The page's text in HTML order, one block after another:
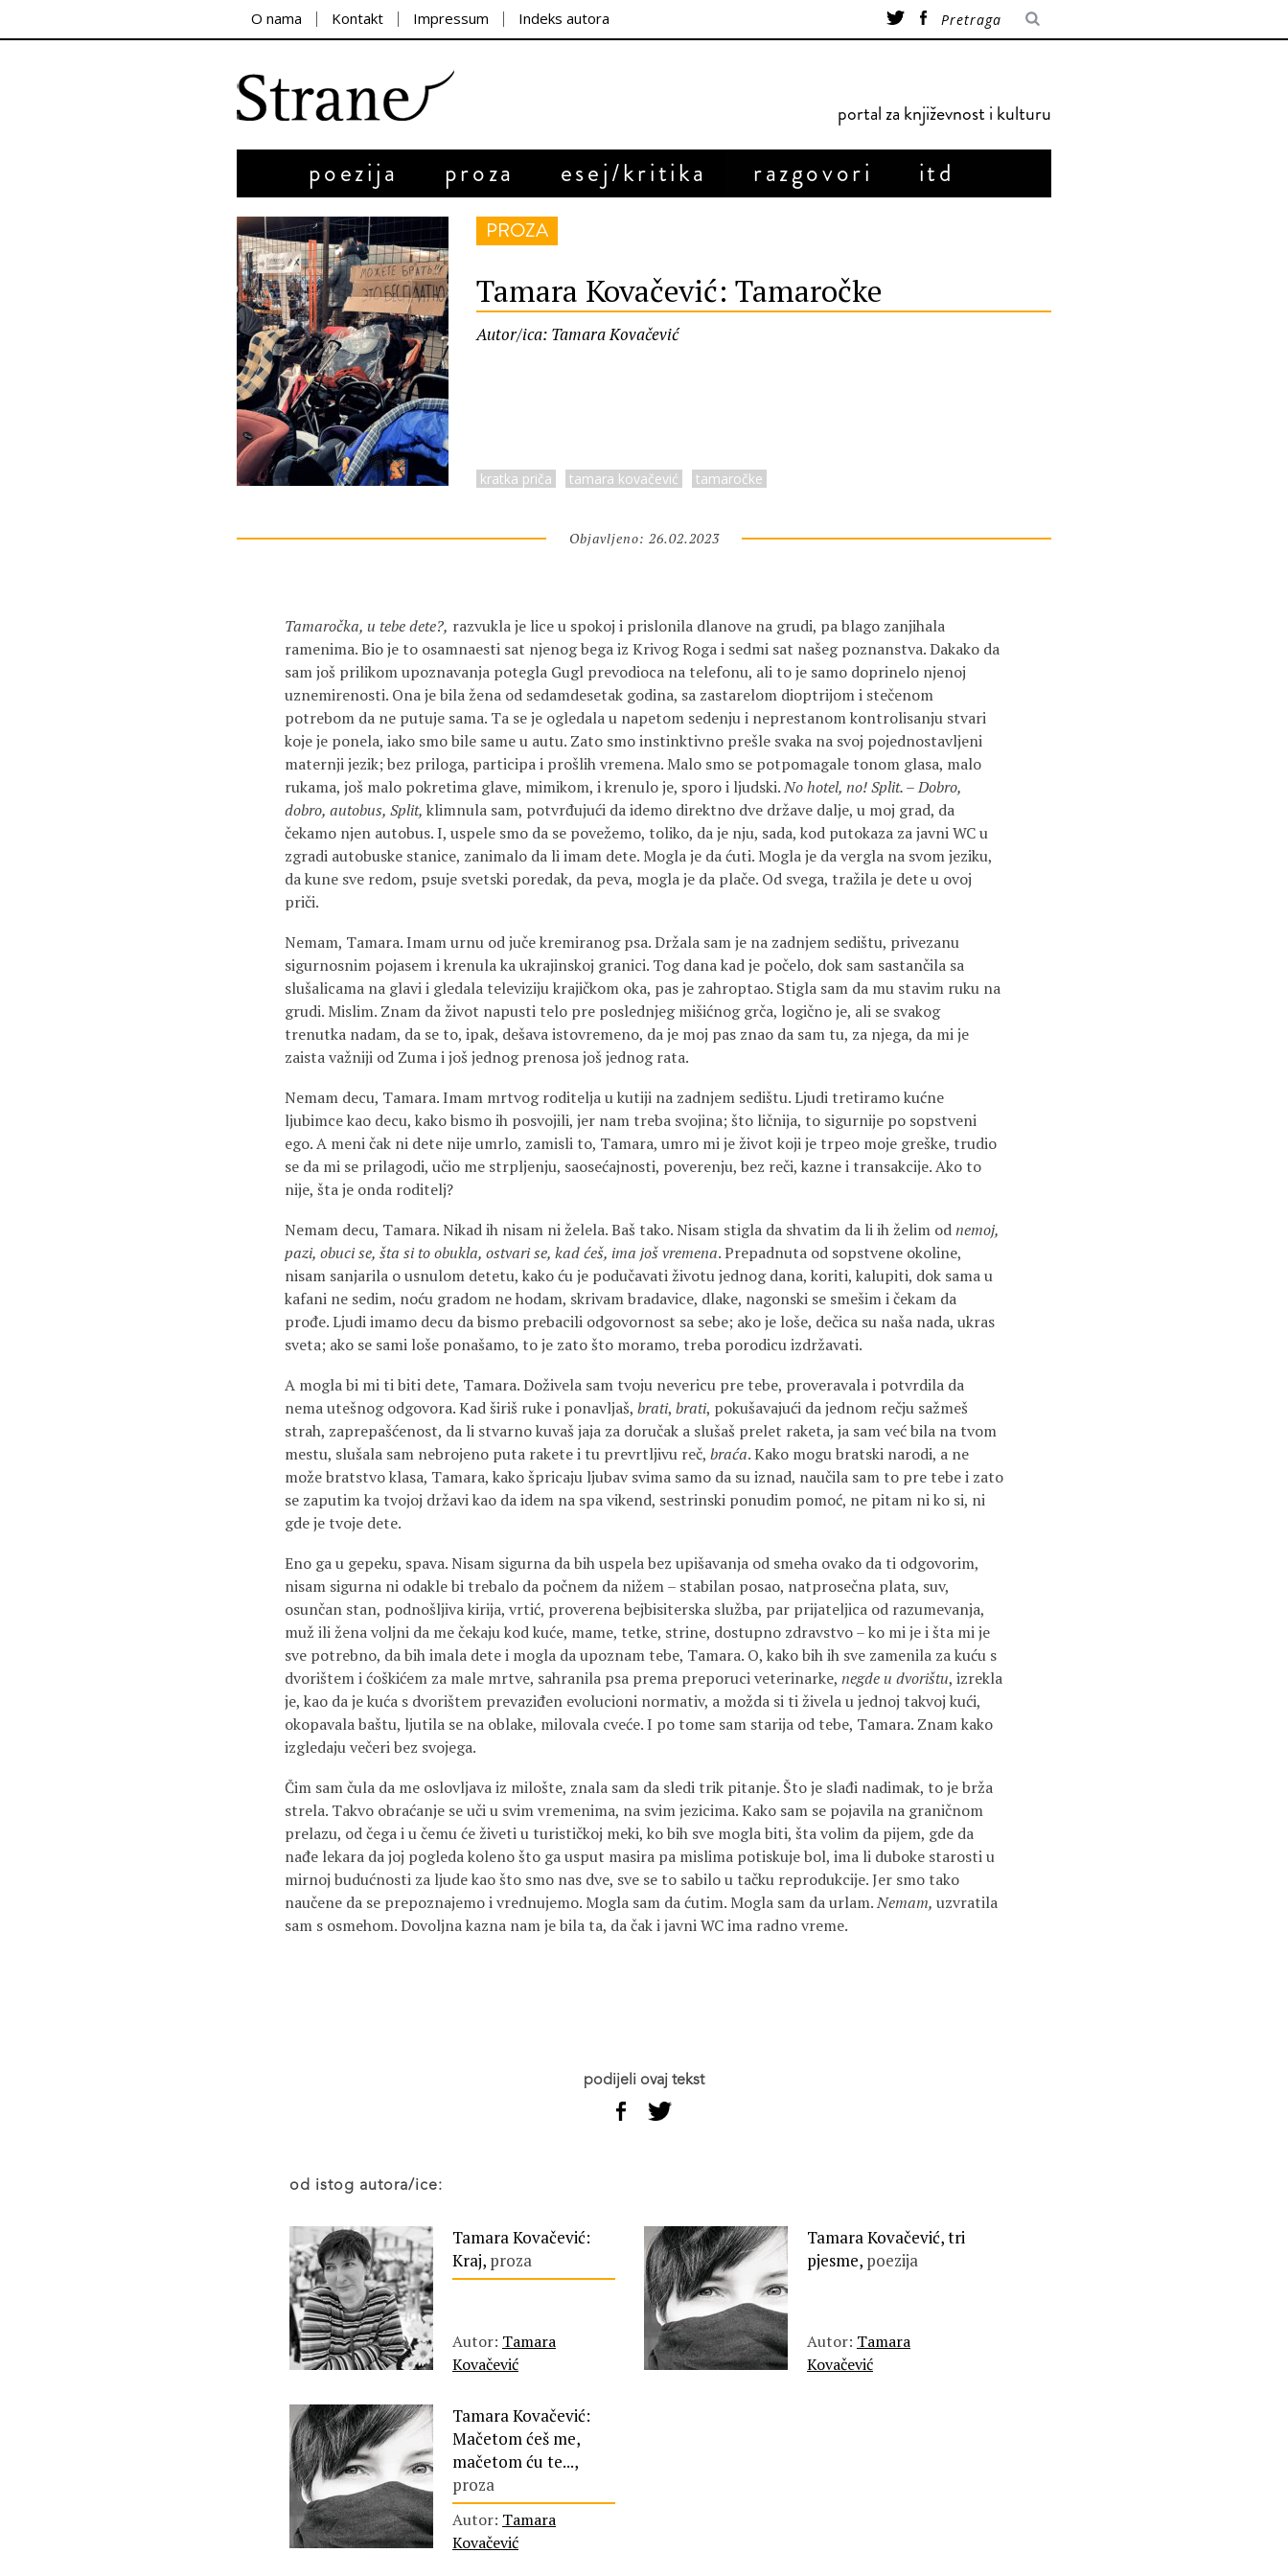
O nama Kontakt Impressum Indeks autora
portal za književnost i kulturu
poezija proza esej/kritika razgovori itd
PROZA
Tamara Kovačević: Tamaročke
Autor/ica: Tamara Kovačević
kratka priča tamara kovačević tamaročke
Objavljeno: 26.02.2023
Tamaročka, u tebe dete?, razvukla je lice u spokoj i prislonila dlanove na grudi, pa blago zanjihala
ramenima. Bio je to osamnaesti sat njenog bega iz Krivog Roga i sedmi sat našeg poznanstva. Dakako da
sam još prilikom upoznavanja potegla Gugl prevodioca na telefonu, ali to je samo doprinelo njenoj
uznemirenosti. Ona je bila žena od sedamdesetak godina, sa zastarelom dioptrijom i stečenom
potrebom da ne putuje sama. Ta se je ogledala u napetom sedenju i neprestanom kontrolisanju stvari
koje je ponela, iako smo bile same u autu. Zato smo instinktivno prešle svaka na svoj pojednostavljeni
maternji jezik; bez priloga, participa i prošlih vremena. Malo smo se potpomagale tonom glasa, malo
rukama, još malo pokretima glave, mimikom, i krenulo je, sporo i ljudski.No hotel, no! Split. – Dobro,
dobro, autobus, Split, klimnula sam, potvrđujući da idemo direktno dve države dalje, u moj grad, da
čekamo njen autobus. I, uspele smo da se povežemo, toliko, da je nju, sada, kod putokaza za javni WC u
zgradi autobuske stanice, zanimalo da li imam dete. Mogla je da ćuti. Mogla je da vergla na svom jeziku,
da kune sve redom, psuje svetski poredak, da peva, mogla je da plače. Od svega, tražila je dete u ovoj
priči.
Nemam, Tamara. Imam urnu od juče kremiranog psa. Držala sam je na zadnjem sedištu, privezanu
sigurnosnim pojasem i krenula ka ukrajinskoj granici. Tog dana kad je počelo, dok sam sastančila sa
slušalicama na glavi i gledala televiziju krajičkom oka, pas je zahroptao. Stigla sam da mu stavim ruku na
grudi. Mislim. Znam da život napusti telo pre poslednjeg mišićnog grča, logično je, ali se svakog
trenutka nadam, da se to, ipak, dešava istovremeno, da je moj pas znao da sam tu, za njega, da mi je
zaista važniji od Zuma i još jednog prenosa još jednog rata.
Nemam decu, Tamara. Imam mrtvog roditelja u kutiji na zadnjem sedištu. Ljudi tretiramo kućne
ljubimce kao decu, kako bismo ih posvojili, jer nam treba svojina; što ličnija, to sigurnije po sopstveni
ego. A meni čak ni dete nije umrlo, zamisli to, Tamara, umro mi je život koji je trpeo moje greške, trudio
se da mi se prilagodi, učio me strpljenju, saosećajnosti, poverenju, bez reči, kazne i transakcije. Ako to
nije, šta je onda roditelj?
Nemam decu, Tamara. Nikad ih nisam ni želela. Baš tako. Nisam stigla da shvatim da li ih želim odnemoj,
pazi, obuci se, šta si to obukla, ostvari se, kad ćeš, ima još vremena. Prepadnuta od sopstvene okoline,
nisam sanjarila o usnulom detetu, kako ću je podučavati životu jednog dana, koriti, kalupiti, dok sama u
kafani ne sedim, noću gradom ne hodam, skrivam bradavice, dlake, nagonski se smešim i čekam da
prođe. Ljudi imamo decu da bismo prebacili odgovornost sa sebe; ako je loše, dečica su naša nada, ukras
sveta; ako se sami loše ponašamo, to je zato što moramo, treba porodicu izdržavati.
A mogla bi mi ti biti dete, Tamara. Doživela sam tvoju nevericu pre tebe, proveravala i potvrdila da
nema utešnog odgovora. Kad širiš ruke i ponavljaš, brati, brati, pokušavajući da jednom rečju sažmeš
strah, zaprepašćenost, da li stvarno kuvaš jaja za doručak a slušaš prelet raketa, ja sam već bila na tvom
mestu, slušala sam nebrojeno puta rakete i tu prevrtljivu reč, braća. Kako mogu bratski narodi, a ne
može bratstvo klasa, Tamara, kako špricaju ljubav svima samo da su iznad, naučila sam to pre tebe i zato
se zaputim ka tvojoj državi kao da idem na spa vikend, sestrinski ponudim pomoć, ne pitam ni ko si, ni
gde je tvoje dete.
Eno ga u gepeku, spava. Nisam sigurna da bih uspela bez upišavanja od smeha ovako da ti odgovorim,
nisam sigurna ni odakle bi trebalo da počnem da nižem – stabilan posao, natprosečna plata, suv,
osunčan stan, podnošljiva kirija, vrtić, proverena bejbisiterska služba, par prijateljica od razumevanja,
muž ili žena voljni da me čekaju kod kuće, mame, tetke, strine, dostupno zdravstvo – ko mi je i šta mi je
sve potrebno, da bih imala dete i mogla da upoznam tebe, Tamara. O, kako bih ih sve zamenila za kuću s
dvorištem i ćoškićem za male mrtve, sahranila psa prema preporuci veterinarke, negde u dvorištu, izrekla
je, kao da je kuća s dvorištem prevaziđen evolucioni normativ, a možda si ti živela u jednoj takvoj kući,
okopavala baštu, ljutila se na oblake, milovala cveće. I po tome sam starija od tebe, Tamara. Znam kako
izgledaju večeri bez svojega.
Čim sam čula da me oslovljava iz milošte, znala sam da sledi trik pitanje. Što je slađi nadimak, to je brža
strela. Takvo obraćanje se uči u svim vremenima, na svim jezicima. Kako sam se pojavila na graničnom
prelazu, od čega i u čemu će živeti u turističkoj meki, ko bih sve mogla biti, šta volim da pijem, gde da
nađe lekara da joj pogleda koleno što ga usput masira pa mislima potiskuje bol, ima li duboke starosti u
mirnoj budućnosti za ljude kao što smo nas dve, sve se to sabilo u tačku reprodukcije. Jer smo tako
naučene da se prepoznajemo i vrednujemo. Mogla sam da ćutim. Mogla sam da urlam.Nemam, uzvratila
sam s osmehom. Dovoljna kazna nam je bila ta, da čak i javni WC ima radno vreme.
podijeli ovaj tekst
od istog autora/ice:
Tamara Kovačević:
Kraj, proza
Autor: Tamara
Kovačević
Tamara Kovačević, tri
pjesme, poezija
Autor: Tamara
Kovačević
Tamara Kovačević:
Mačetom ćeš me,
mačetom ću te...,
proza
Autor: Tamara
Kovačević